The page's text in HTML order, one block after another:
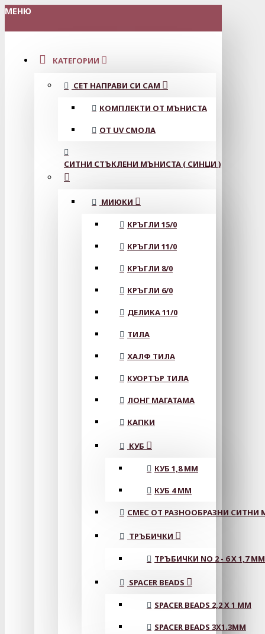
МЕНЮ
КАТЕГОРИИ
СЕТ НАПРАВИ СИ САМ
КОМПЛЕКТИ ОТ МЪНИСТА
ОТ UV СМОЛА
СИТНИ СТЪКЛЕНИ МЪНИСТА ( СИНЦИ )
МИЮКИ
КРЪГЛИ 15/0
КРЪГЛИ 11/0
КРЪГЛИ 8/0
КРЪГЛИ 6/0
ДЕЛИКА 11/0
ТИЛА
ХАЛФ ТИЛА
КУОРТЪР ТИЛА
ЛОНГ МАГАТАМА
КАПКИ
КУБ
КУБ 1,8 ММ
КУБ 4 ММ
СМЕС ОТ РАЗНООБРАЗНИ СИТНИ
ТРЪБИЧКИ
ТРЪБИЧКИ NO 2 - 6 X 1,7 MM
SPACER BEADS
SPACER BEADS 2,2 X 1 MM
SPACER BEADS 3X1.3MM